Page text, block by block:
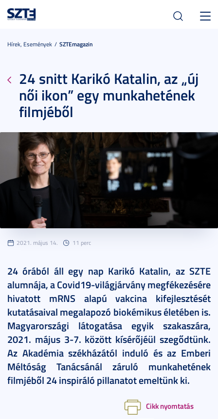
Hírek, Események SZTEmagazin
24 snitt Karikó Katalin, az „új
női ikon” egy munkahetének
filmjéből
2021. május 14. 11 perc
24 órából áll egy nap Karikó Katalin, az SZTE
alumnája, a Covid19-világjárvány megfékezésére
hivatott mRNS alapú vakcina kifejlesztését
kutatásaival megalapozó biokémikus életében is.
Magyarországi látogatása egyik szakaszára,
2021. május 3-7. között kísérőjéül szegődtünk.
Az Akadémia székházától induló és az Emberi
Méltóság Tanácsánál záruló munkahetének
filmjéből 24 inspiráló pillanatot emeltünk ki.
Cikk nyomtatás